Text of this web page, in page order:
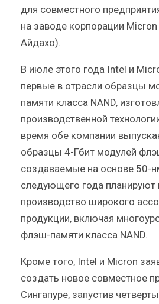
для совместного
на заводе корпорации
Айдахо).
В июле этого года Intel и
первые в отрасли образцы
памяти класса NAND,
производственной
время обе компании
образцы 4-Гбит модулей
создаваемые на основе 50-
следующего года планируют
производство широкого
продукции, включая
флэш-памяти класса NAND.
Кроме того, Intel и Micron
создать новое совместное
Сингапуре, запустив